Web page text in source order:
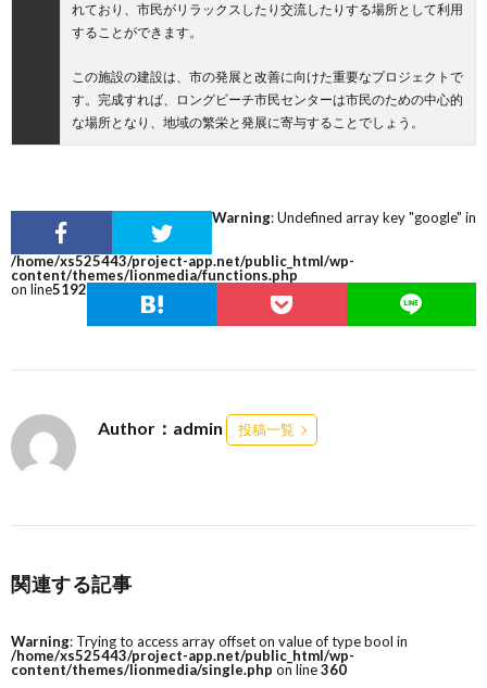
れており、市民がリラックスしたり交流したりする場所として利用
することができます。
この施設の建設は、市の発展と改善に向けた重要なプロジェクトで
す。完成すれば、ロングビーチ市民センターは市民のための中心的
な場所となり、地域の繁栄と発展に寄与することでしょう。
Warning: Undefined array key "google" in
/home/xs525443/project-app.net/public_html/wp-
content/themes/lionmedia/functions.php
on line5192
Author：admin 投稿一覧
関連する記事
Warning: Trying to access array offset on value of type bool in
/home/xs525443/project-app.net/public_html/wp-
content/themes/lionmedia/single.php on line360